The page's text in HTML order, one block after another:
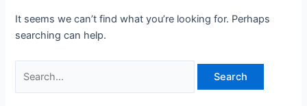
It seems we can’t find what you’re looking for. Perhaps
searching can help.